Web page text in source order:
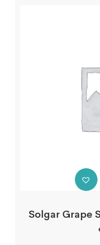
Solgar Grape